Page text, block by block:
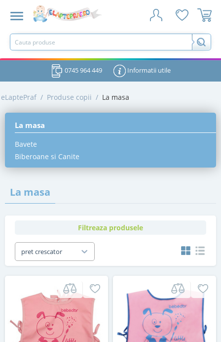
0745 964 449 Informatii utile
eLaptePraf / Produse copii / La masa
La masa
Bavete
Biberoane si Canite
La masa
Filtreaza produsele
pret crescator